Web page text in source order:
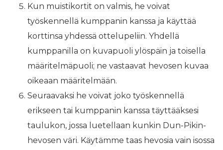
Kun muistikortit on valmis, he voivat
työskennellä kumppanin kanssa ja käyttää
korttinsa yhdessä ottelupeliin. Yhdellä
kumppanilla on kuvapuoli ylöspäin ja toisella
määritelmäpuoli; ne vastaavat hevosen kuvaa
oikeaan määritelmään.
Seuraavaksi he voivat joko työskennellä
erikseen tai kumppanin kanssa täyttääksesi
taulukon, jossa luetellaan kunkin Dun-Pikin-
hevosen väri. Käytämme taas hevosia vain isossa